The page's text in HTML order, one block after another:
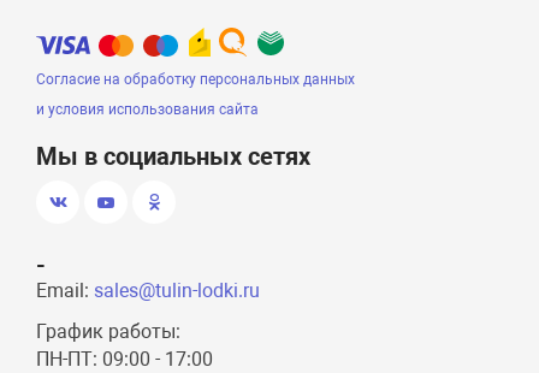
Согласие на обработку персональных данных
и условия использования сайта
Мы в социальных сетях
-
Email: sales@tulin-lodki.ru
График работы:
ПН-ПТ: 09:00 - 17:00